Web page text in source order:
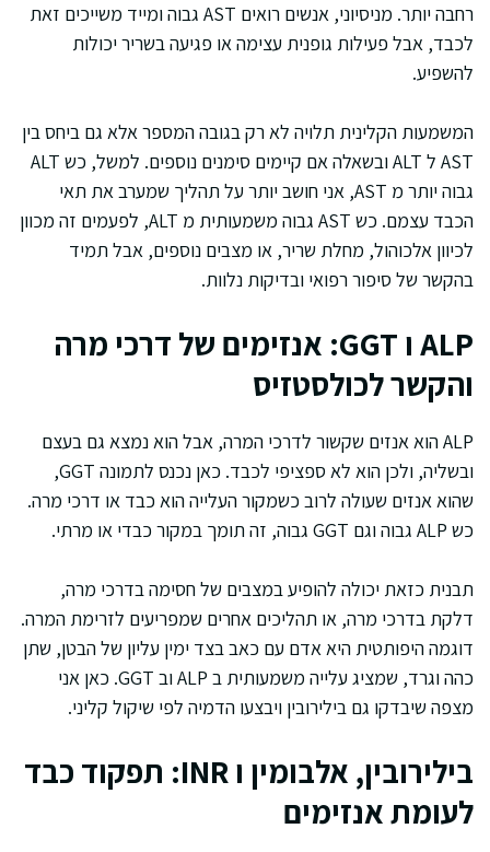
רחבה יותר. מניסיוני, אנשים רואים AST גבוה ומייד משייכים זאת
לכבד, אבל פעילות גופנית עצימה או פגיעה בשריר יכולות
להשפיע.
המשמעות הקלינית תלויה לא רק בגובה המספר אלא גם ביחס בין
AST ל ALT ובשאלה אם קיימים סימנים נוספים. למשל, כש ALT
גבוה יותר מ AST, אני חושב יותר על תהליך שמערב את תאי
הכבד עצמם. כש AST גבוה משמעותית מ ALT, לפעמים זה מכוון
לכיוון אלכוהול, מחלת שריר, או מצבים נוספים, אבל תמיד
בהקשר של סיפור רפואי ובדיקות נלוות.
ALP ו GGT: אנזימים של דרכי מרה
והקשר לכולסטזיס
ALP הוא אנזים שקשור לדרכי המרה, אבל הוא נמצא גם בעצם
ובשליה, ולכן הוא לא ספציפי לכבד. כאן נכנס לתמונה GGT,
שהוא אנזים שעולה לרוב כשמקור העלייה הוא כבד או דרכי מרה.
כש ALP גבוה וגם GGT גבוה, זה תומך במקור כבדי או מרתי.
תבנית כזאת יכולה להופיע במצבים של חסימה בדרכי מרה,
דלקת בדרכי מרה, או תהליכים אחרים שמפריעים לזרימת המרה.
דוגמה היפותטית היא אדם עם כאב בצד ימין עליון של הבטן, שתן
כהה וגרד, שמציג עלייה משמעותית ב ALP וב GGT. כאן אני
מצפה שיבדקו גם בילירובין ויבצעו הדמיה לפי שיקול קליני.
בילירובין, אלבומין ו INR: תפקוד כבד
לעומת אנזימים